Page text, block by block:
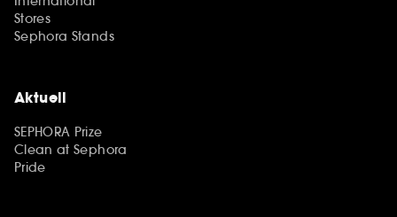
Stores
Sephora Stands
Aktuell
SEPHORA Prize
Clean at Sephora
Pride